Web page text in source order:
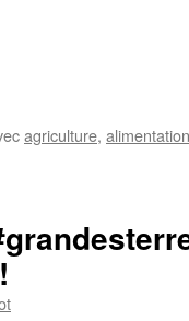
agriculture, alimentation